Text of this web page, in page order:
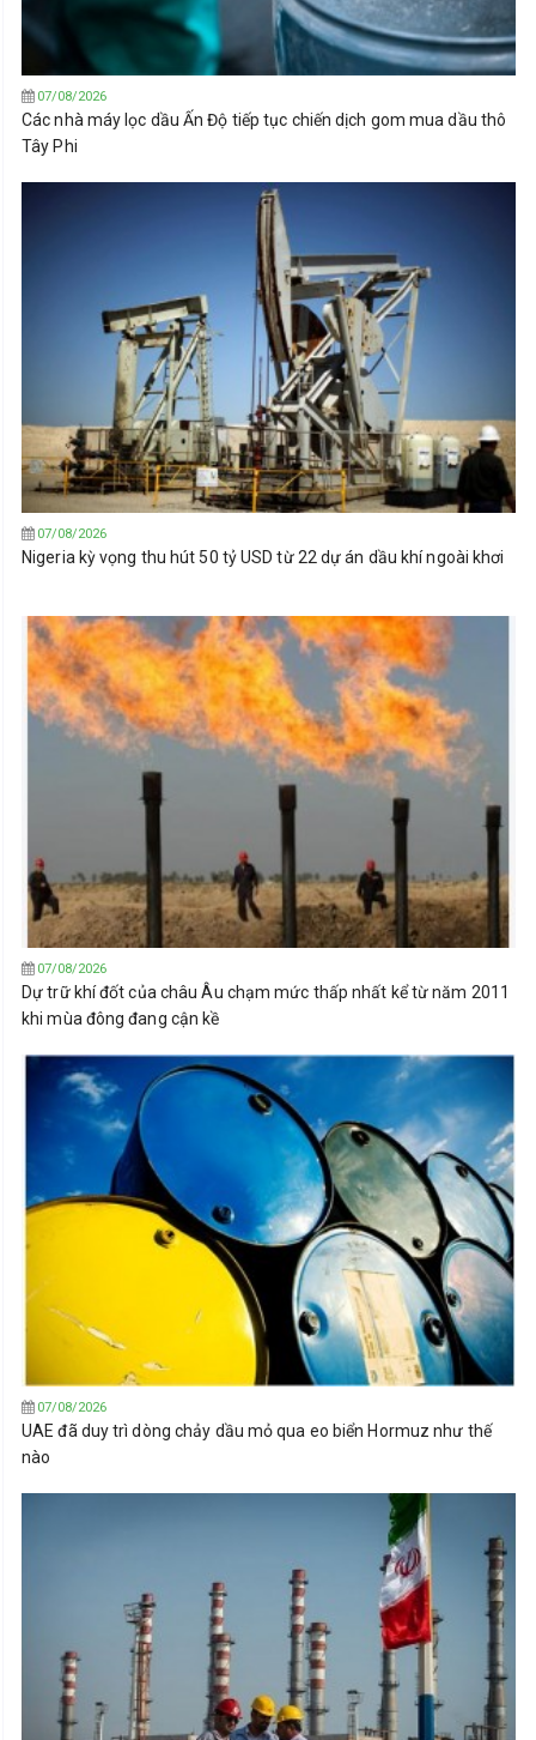
07/08/2026
Các nhà máy lọc dầu Ấn Độ tiếp tục chiến dịch gom mua dầu thô
Tây Phi
07/08/2026
Nigeria kỳ vọng thu hút 50 tỷ USD từ 22 dự án dầu khí ngoài khơi
07/08/2026
Dự trữ khí đốt của châu Âu chạm mức thấp nhất kể từ năm 2011
khi mùa đông đang cận kề
07/08/2026
UAE đã duy trì dòng chảy dầu mỏ qua eo biển Hormuz như thế
nào